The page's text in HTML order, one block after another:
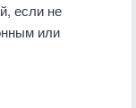
если не
или